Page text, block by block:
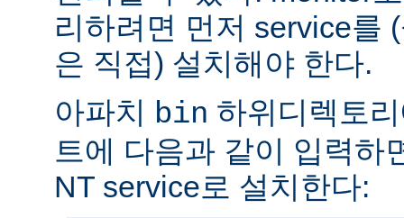
리하려면 먼저 service를
은 직접) 설치해야 한다.
아파치 bin 하위디렉토
트에 다음과 같이 입력하
NT service로 설치한다: